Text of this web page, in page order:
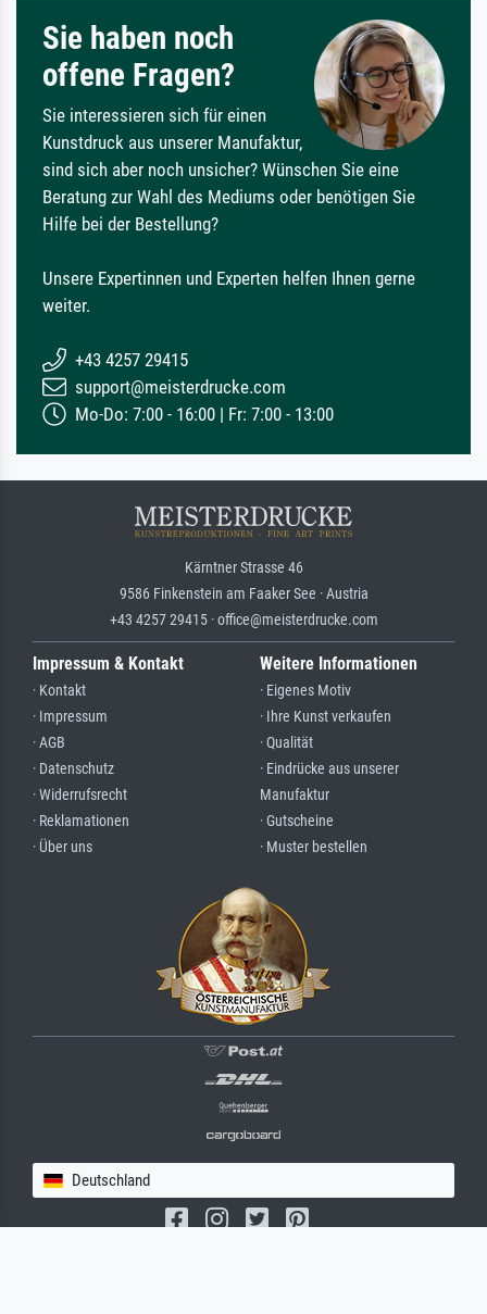
Sie haben noch
offene Fragen?
Sie interessieren sich für einen
Kunstdruck aus unserer Manufaktur,
sind sich aber noch unsicher? Wünschen Sie eine
Beratung zur Wahl des Mediums oder benötigen Sie
Hilfe bei der Bestellung?
Unsere Expertinnen und Experten helfen Ihnen gerne
weiter.
+43 4257 29415
support@meisterdrucke.com
Mo-Do: 7:00 - 16:00 | Fr: 7:00 - 13:00
Kärntner Strasse 46
9586 Finkenstein am Faaker See · Austria
+43 4257 29415 · office@meisterdrucke.com
Impressum & Kontakt
· Kontakt
· Impressum
· AGB
· Datenschutz
· Widerrufsrecht
· Reklamationen
· Über uns
Weitere Informationen
· Eigenes Motiv
· Ihre Kunst verkaufen
· Qualität
· Eindrücke aus unserer
Manufaktur
· Gutscheine
· Muster bestellen
Deutschland